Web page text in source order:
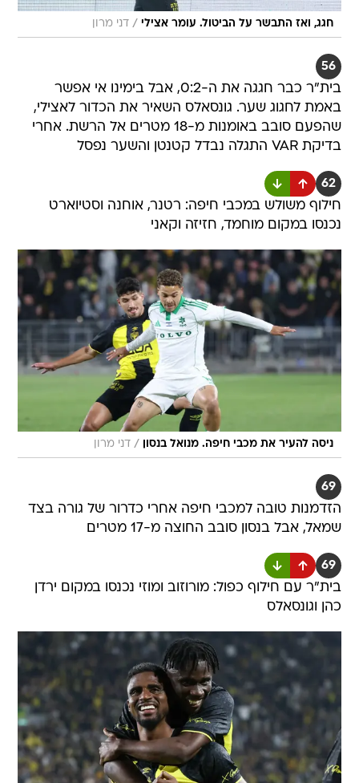
חגג, ואז התבשר על הביטול. עומר אצילי / דני מרון
56
בית"ר כבר חגגה את ה-0:2, אבל בימינו אי אפשר
באמת לחגוג שער. גונסאלס השאיר את הכדור לאצילי,
שהפעם סובב באומנות מ-18 מטרים אל הרשת. אחרי
בדיקת VAR התגלה נבדל קטנטן והשער נפסל
62
חילוף משולש במכבי חיפה: רטנר, אוחנה וסטיוארט
נכנסו במקום מוחמד, חזיזה וקאני
ניסה להעיר את מכבי חיפה. מנואל בנסון / דני מרון
69
הזדמנות טובה למכבי חיפה אחרי כדרור של גורה בצד
שמאל, אבל בנסון סובב החוצה מ-17 מטרים
69
בית"ר עם חילוף כפול: מורוזוב ומוזי נכנסו במקום ירדן
כהן וגונסאלס